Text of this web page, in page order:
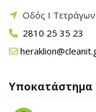
Οδός Ι
2810 25 35 23
Υποκατάστημα